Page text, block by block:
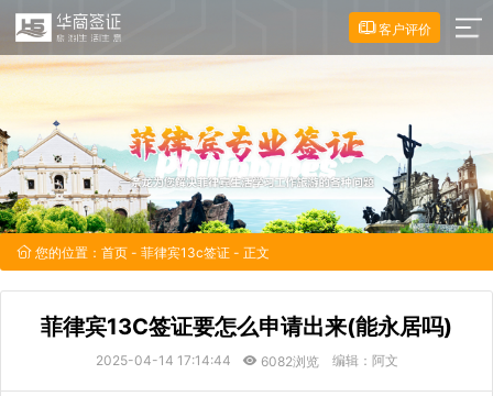
客户评价
您的位置： 首页 - 菲律宾13c签证 - 正文
菲律宾13C签证要怎么申请出来(能永居吗)
2025-04-14 17:14:44 6082浏览 编辑：阿文